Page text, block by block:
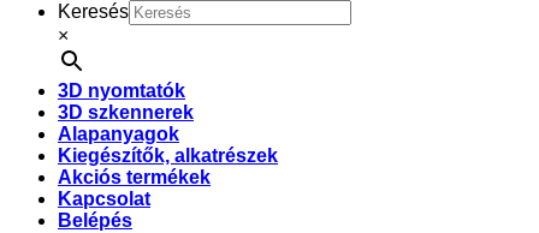
Keresés
×
3D nyomtatók
3D szkennerek
Alapanyagok
Kiegészítők, alkatrészek
Akciós termékek
Kapcsolat
Belépés